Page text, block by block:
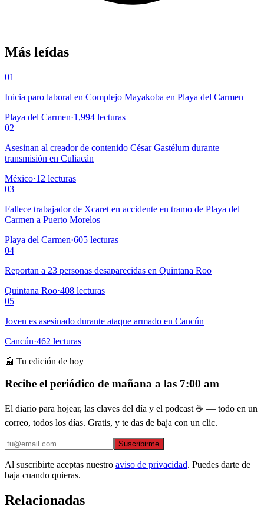
Más leídas
01
Inicia paro laboral en Complejo Mayakoba en Playa del Carmen
Playa del Carmen·1,994 lecturas
02
Asesinan al creador de contenido César Gastélum durante
transmisión en Culiacán
México·12 lecturas
03
Fallece trabajador de Xcaret en accidente en tramo de Playa del
Carmen a Puerto Morelos
Playa del Carmen·605 lecturas
04
Reportan a 23 personas desaparecidas en Quintana Roo
Quintana Roo·408 lecturas
05
Joven es asesinado durante ataque armado en Cancún
Cancún·462 lecturas
📰 Tu edición de hoy
Recibe el periódico de mañana a las 7:00 am
El diario para hojear, las claves del día y el podcast ☕ — todo en un
correo, todos los días. Gratis, y te das de baja con un clic.
Suscribirme
Al suscribirte aceptas nuestro aviso de privacidad. Puedes darte de
baja cuando quieras.
Relacionadas